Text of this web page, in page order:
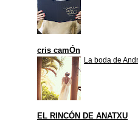
cris camÓn
La boda de
EL RINCÓN DE ANATXU